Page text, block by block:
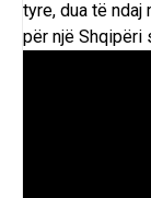
tyre, dua të ndaj
për një Shqipëri